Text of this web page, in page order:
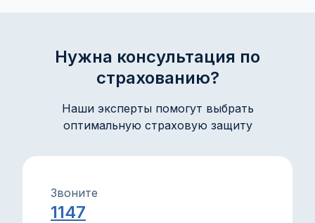
Нужна консультация по
страхованию?
Наши эксперты помогут выбрать
оптимальную страховую защиту
Звоните
1147